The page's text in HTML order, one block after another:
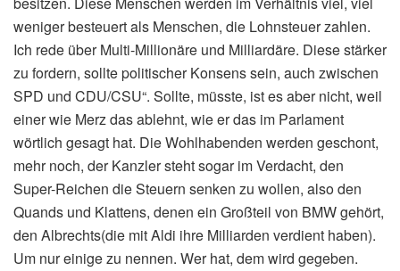
weniger besteuert als Menschen, die Lohnsteuer zahlen.
Ich rede über Multi-Millionäre und Milliardäre. Diese stärker
zu fordern, sollte politischer Konsens sein, auch zwischen
SPD und CDU/CSU“. Sollte, müsste, ist es aber nicht, weil
einer wie Merz das ablehnt, wie er das im Parlament
wörtlich gesagt hat. Die Wohlhabenden werden geschont,
mehr noch, der Kanzler steht sogar im Verdacht, den
Super-Reichen die Steuern senken zu wollen, also den
Quands und Klattens, denen ein Großteil von BMW gehört,
den Albrechts(die mit Aldi ihre Milliarden verdient haben).
Um nur einige zu nennen. Wer hat, dem wird gegeben.